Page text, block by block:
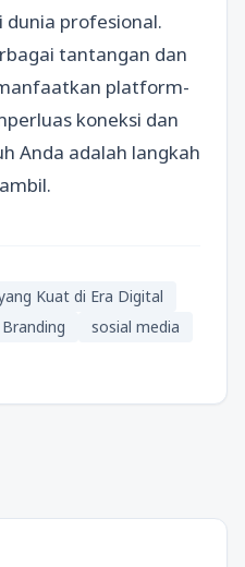
dunia profesional.
tantangan dan
platform-
koneksi dan
Anda adalah langkah
Kuat di Era Digital
sosial media